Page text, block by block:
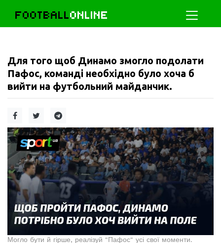
FOOTBALLONLINE
Для того щоб Динамо змогло подолати
Пафос, команді необхідно було хоча б
вийти на футбольний майданчик.
Могло бути й гірше, реалізуй "Пафос" усі свої моменти.